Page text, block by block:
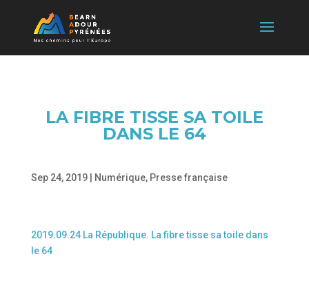
LA FIBRE TISSE SA TOILE
DANS LE 64
Sep 24, 2019| Numérique, Presse française
2019.09.24 La République. La fibre tisse sa toile dans
le 64